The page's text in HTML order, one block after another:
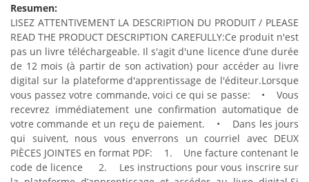
Resumen:
LISEZ ATTENTIVEMENT LA DESCRIPTION DU PRODUIT / PLEASE
READ THE PRODUCT DESCRIPTION CAREFULLY:Ce produit n'est
pas un livre téléchargeable. Il s'agit d'une licence d’une durée
de 12 mois (à partir de son activation) pour accéder au livre
digital sur la plateforme d'apprentissage de l'éditeur.Lorsque
vous passez votre commande, voici ce qui se passe: • Vous
recevrez immédiatement une confirmation automatique de
votre commande et un reçu de paiement. • Dans les jours
qui suivent, nous vous enverrons un courriel avec DEUX
PIÈCES JOINTES en format PDF: 1. Une facture contenant le
code de licence
2. Les instructions pour vous inscrire sur